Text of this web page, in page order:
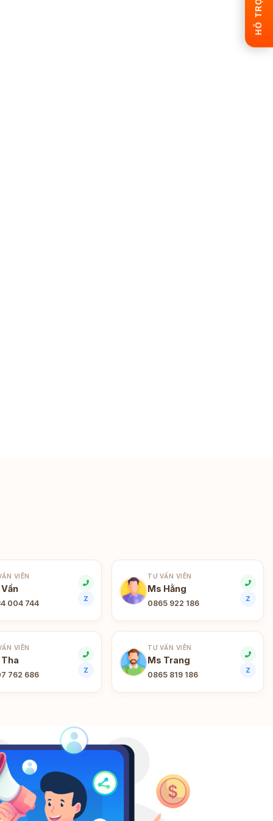
VIÊN
004 744
Z
TƯ VẤN VIÊN
Ms Hằng
0865 922 186
Z
VIÊN
762 686
Z
TƯ VẤN VIÊN
Ms Trang
0865 819 186
Z